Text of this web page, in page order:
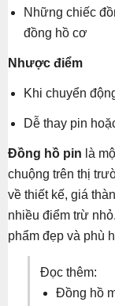
Những chiếc
đồng hồ cơ
Nhược điểm
Khi chuyển
Dễ thay pin
Đồng hồ pin là
chuộng trên thị
về thiết kế, giá
nhiều điểm trừ
phẩm đẹp và phù
Đọc thêm:
Đồng hồ